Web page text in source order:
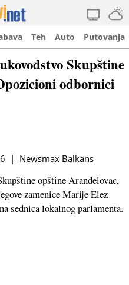
Teh Auto Putovanja
Skupštine
odbornici
| Newsmax Balkans
opštine Aranđelovac,
zamenice Marije Elez
sednica lokalnog parlamenta.